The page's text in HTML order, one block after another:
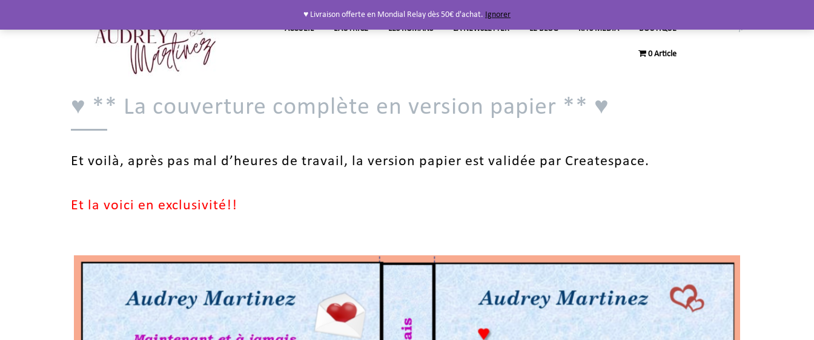
ACCUEIL L’AUTRICE LES ROMANS LA NEWSLETTER LE BLOG KITS MEDIA BOUTIQUE
0 Article
♥ ** La couverture complète en version papier ** ♥
Et voilà, après pas mal d’heures de travail, la version papier est validée par Createspace.
Et la voici en exclusivité!!
♥ Livraison offerte en Mondial Relay dès 50€ d'achat. Ignorer